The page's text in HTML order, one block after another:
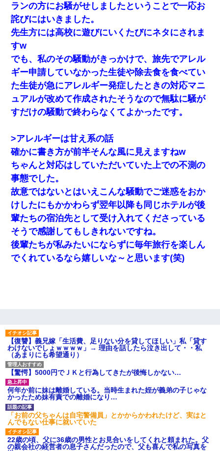
昨日37歳のおばさんと行為したんだけどめちゃくちゃだった
父が他界→父のフリン相手『どうか相続を放棄して下さい、昔の
ことは謝ります。ごめんなさい…』私「お子さんはフリン略奪婚
って知ってるの？」相手『 』結果→
【復讐】義兄嫁「生活費、足りない分を貸してほしい」私「貸す
わけないでしょｗｗｗｗ」→ 理由を話したら泣き出して・・私
（あまりにも希望通り）
義兄嫁「娘が大学に入ったら下宿させて」私「しつこい、学校斡
ろ！」とキレて・・・
彼氏の家に泊まる事になり、ゲームで盛り上がってさぁ寝よう！
と電気を消すとミシッって音が…彼「ちょっと待ってて」→勢い
よくドアを開けるとなんと…
ナンパにほいほい付いていった私、地獄に落ちる
アパートのドアに『ハンザイ者！この人はさいあくの人です』と
張り紙が！大家「面倒はごめんだよ」私「はあ」→警察に行き、
見回りで犯人が捕まったが、それが…｜生活｜ヌルポあんてな
【まぬけ】夫「離婚だ！」私「わかった。で？」夫「慰謝料
【不幸な結婚式】新郎親族「ブスのくせにドレスなんか着ちゃっ
てさ～ほんと恥ずかしいわよね～（大声」新郎両親「！！！（土
下座」→ 結果・・・
【悲報】姉と入浴中に大きくなってしまった結果ｗｗｗｗｗｗｗ
ｗ
「パワハラを受けたから思い切って転職した」とSNSで呟いた
ら、速攻でパワハラかました元上司がLINEを送ってきた。
姉旦那の友達「ほんとのパパだよ～」私のお腹を触ってほざく。
→思わず手を叩いて振り払ったら…
ランの方にお騒がせしましたということで一応お
詫びにはいきました。
先生方には高校に遊びにいくたびにネタにされま
すw
でも、私のその騒動がきっかけで、旅先でアレル
ギー申請していなかった生徒や除去食を食べてい
た生徒が急にアレルギー発症したときの対応マニ
ュアルが改めて作成されたそうなので無駄に騒が
すだけの騒動で終わらなくてよかったです。
>アレルギーは甘え系の話
確かに書き方が前半そんな風に見えますねw
ちゃんと対応はしていただいていた上での不測の
事態でした。
故意ではないとはいえこんな騒動でご迷惑をおか
けしたにもかかわらず翌年以降も同じホテルが後
輩たちの宿泊先として受け入れてくださっている
そうで感謝してもしきれないですね。
後輩たちが私みたいにならずに毎年旅行を楽しん
でくれているなら嬉しいな～と思います(笑)
【復讐】義兄嫁「生活費、足りない分を貸してほしい」私「貸す
わけないでしょｗｗｗｗ」→ 理由を話したら泣き出して・・私
（あまりにも希望通り）
【驚愕】5000円でＪＫと行為してきたが後悔しかない…
何年か前に妹は離婚している。当時生まれた姪が義弟の子じゃな
かったため妹有責での離婚になり…
「お前の父ちゃんは自宅警備員」とかからかわれたけど、実はと
んでもない仕事に就いていた
22歳の頃、父に36歳の男性とお見合いをしてくれと頼まれた。父
の親会社の経営者の息子さんだったので、父も喜んで私の写真を